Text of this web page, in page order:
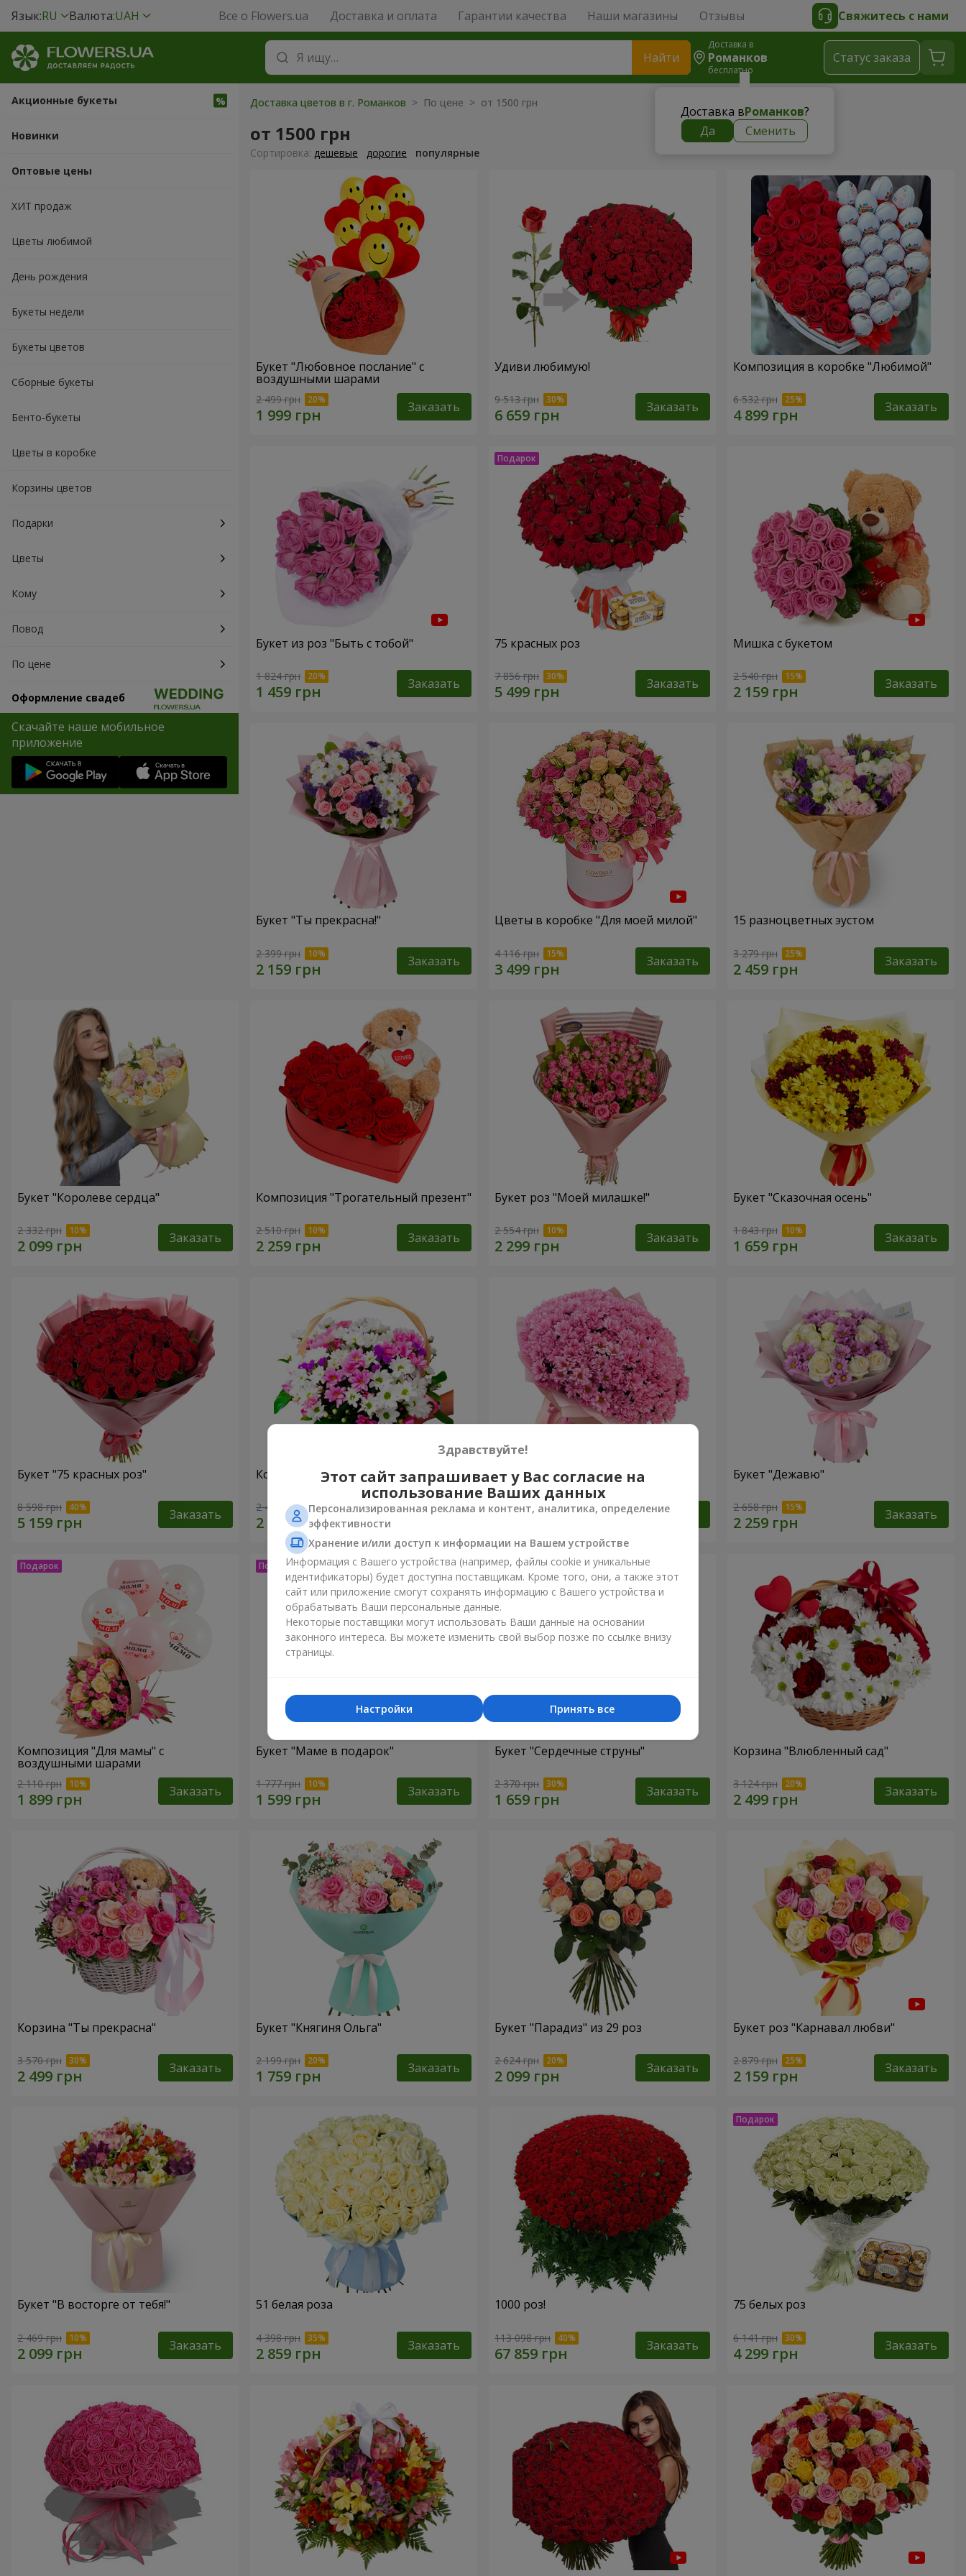
Язык:RU Валюта:UAH Все о Flowers.ua Доставка и оплата Гарантии качества Наши магазины Отзывы Свяжитесь с нами
Найти
Доставка в
Романков
бесплатно
Доставка вРоманков?
Да
Сменить
Cтатус заказа
Акционные букеты
Новинки
Оптовые цены
ХИТ продаж
Цветы любимой
День рождения
Букеты недели
Букеты цветов
Сборные букеты
Бенто-букеты
Цветы в коробке
Корзины цветов
Подарки
Цветы
Кому
Повод
По цене
Оформление свадеб
Скачайте наше мобильное
приложение
Доставка цветов в г. Романков > По цене > от 1500 грн
от 1500 грн
Cортировка: дешевые дорогие популярные
Букет "Любовное послание" с
воздушными шарами
2 499 грн Заказать
Удиви любимую!
9 513 грн Заказать
Композиция в коробке "Любимой"
6 532 грн Заказать
Букет из роз "Быть с тобой"
1 824 грн Заказать
75 красных роз
7 856 грн Заказать
Мишка с букетом
2 540 грн Заказать
Букет "Ты прекрасна!"
2 399 грн Заказать
Цветы в коробке "Для моей милой"
4 116 грн Заказать
15 разноцветных эустом
3 279 грн Заказать
Букет "Королеве сердца"
2 332 грн Заказать
Композиция "Трогательный презент"
2 510 грн Заказать
Букет роз "Моей милашке!"
2 554 грн Заказать
Букет "Сказочная осень"
1 843 грн Заказать
Букет "75 красных роз"
8 598 грн Заказать
Корзина хризантем "Яркая поляна"
2 469 грн Заказать
Букет "Свежее решение"
5 124 грн Заказать
Букет "Дежавю"
2 658 грн Заказать
Композиция "Для мамы" с
воздушными шарами
2 110 грн Заказать
Букет "Маме в подарок"
1 777 грн Заказать
Букет "Сердечные струны"
2 370 грн Заказать
Корзина "Влюбленный сад"
3 124 грн Заказать
Корзина "Ты прекрасна"
3 570 грн Заказать
Букет "Княгиня Ольга"
2 199 грн Заказать
Букет "Парадиз" из 29 роз
2 624 грн Заказать
Букет роз "Карнавал любви"
2 879 грн Заказать
Букет "В восторге от тебя!"
2 469 грн Заказать
51 белая роза
4 398 грн Заказать
1000 роз!
113 098 грн Заказать
75 белых роз
6 141 грн Заказать
Здравствуйте!
Этот сайт запрашивает у Вас согласие на
использование Ваших данных
Персонализированная реклама и контент, аналитика, определение
эффективности
Хранение и/или доступ к информации на Вашем устройстве
Информация с Вашего устройства (например, файлы cookie и уникальные
идентификаторы) будет доступна поставщикам. Кроме того, они, а также этот
сайт или приложение смогут сохранять информацию с Вашего устройства и
обрабатывать Ваши персональные данные.
Некоторые поставщики могут использовать Ваши данные на основании
законного интереса. Вы можете изменить свой выбор позже по ссылке внизу
страницы.
Принять все
Настройки